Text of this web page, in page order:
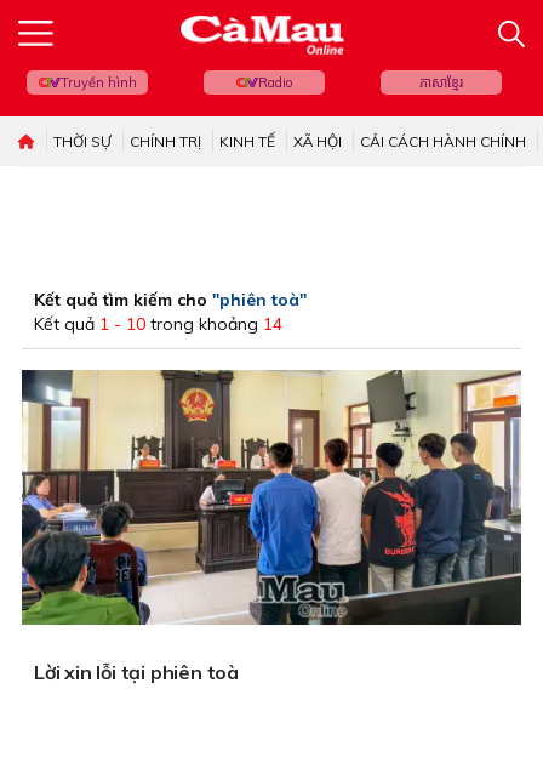
Truyền hình Radio ភាសាខ្មែរ
THỜI SỰ CHÍNH TRỊ KINH TẾ XÃ HỘI CẢI CÁCH HÀNH CHÍNH
Kết quả tìm kiếm cho "phiên toà"
Kết quả 1 - 10 trong khoảng 14
Lời xin lỗi tại phiên toà